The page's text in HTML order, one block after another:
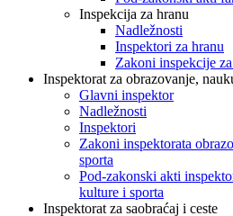
Inspekcija za hranu
Nadležnosti
Inspektori za hranu
Zakoni inspekcije
Inspektorat za obrazovanje,
Glavni inspektor
Nadležnosti
Inspektori
Zakoni inspektorata
sporta
Pod-zakonski akti
kulture i sporta
Inspektorat za saobraćaj i ceste